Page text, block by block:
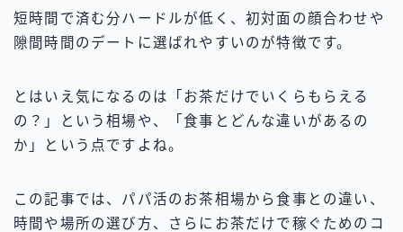
短時間で済む分ハードルが低く、初対面の顔合わせや
隙間時間のデートに選ばれやすいのが特徴です。
とはいえ気になるのは「お茶だけでいくらもらえる
の？」という相場や、「食事とどんな違いがあるの
か」という点ですよね。
この記事では、パパ活のお茶相場から食事との違い、
時間や場所の選び方、さらにお茶だけで稼ぐためのコ